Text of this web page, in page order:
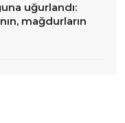
uğurlandı:
mağdurların